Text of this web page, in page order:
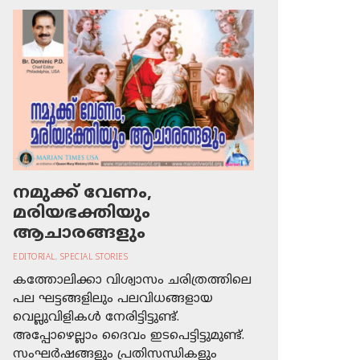
നമുക്ക് വേണം,
മരിയഭക്തിയും
ആചാരങ്ങളും
EDITORIAL, SPECIAL STORIES
കത്തോലിക്കാ വിശ്വാസം ചരിത്രത്തിലെ
പല ഘട്ടങ്ങളിലും പലവിധങ്ങളായ
വെല്ലുവിളികള്‍ നേരിട്ടിട്ടുണ്ട്.
അപ്പോഴെല്ലാം ദൈവം ഇടപെട്ടിട്ടുമുണ്ട്.
സംഘര്‍ഷങ്ങളും പ്രതിസന്ധികളും